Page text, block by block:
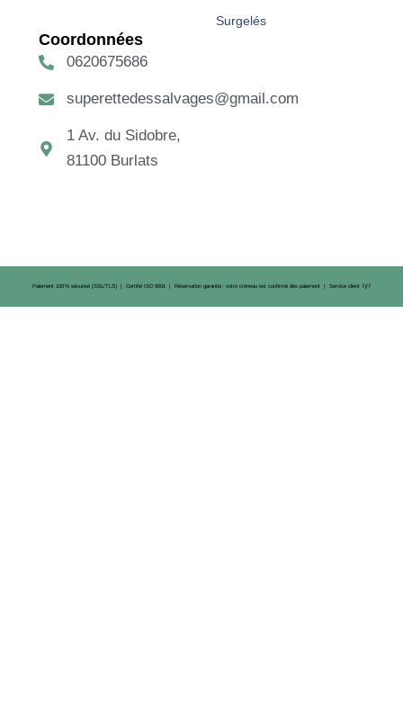
Surgelés
Coordonnées
0620675686
superettedessalvages@gmail.com
1 Av. du Sidobre,
81100 Burlats
Paiement 100 % sécurisé (SSL/TLS) | Certifié ISO 9001 | Réservation garantie : votre créneau est confirmé dès paiement | Service client 7 j/7